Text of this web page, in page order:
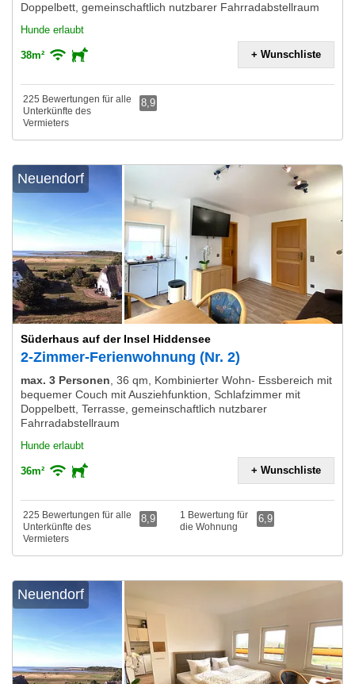
Doppelbett, gemeinschaftlich nutzbarer Fahrradabstellraum
Hunde erlaubt
38m² + Wunschliste
225 Bewertungen für alle
Unterkünfte des
Vermieters
8,9
Neuendorf
Süderhaus auf der Insel Hiddensee
2-Zimmer-Ferienwohnung (Nr. 2)
max. 3 Personen 36 qm, Kombinierter Wohn- Essbereich mit
bequemer Couch mit Ausziehfunktion, Schlafzimmer mit
Doppelbett, Terrasse, gemeinschaftlich nutzbarer
Fahrradabstellraum
Hunde erlaubt
36m² + Wunschliste
225 Bewertungen für alle
Unterkünfte des
Vermieters
8,9
1 Bewertung für
die Wohnung
6,9
Neuendorf